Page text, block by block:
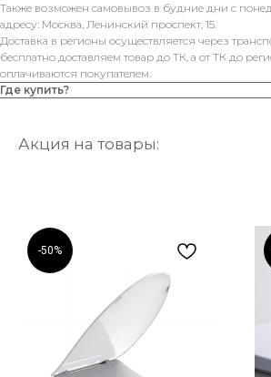
Также возможен самовывоз в будние дни с
адресу: Москва, Ленинский проспект, 15.
Доставка в регионы осуществляется через
бесплатно доставляем товар до ТК, а от ТК до
оплачиваются покупателем.
Где купить?
Акция на товары:
-50%